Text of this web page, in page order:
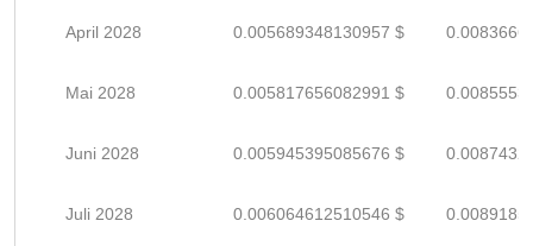
April 2028 0.005689348130957 $
Mai 2028 0.005817656082991 $
Juni 2028 0.005945395085676 $
Juli 2028 0.006064612510546 $